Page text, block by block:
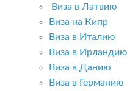
Виза в Латвию
Виза на Кипр
Виза в Италию
Виза в Ирландию
Виза в Данию
Виза в Германию